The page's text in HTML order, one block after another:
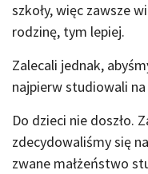
szkoły, więc zawsze
rodzinę, tym lepiej.
Zalecali jednak,
najpierw studiowali
Do dzieci nie doszło.
zdecydowaliśmy się
zwane małżeństwo